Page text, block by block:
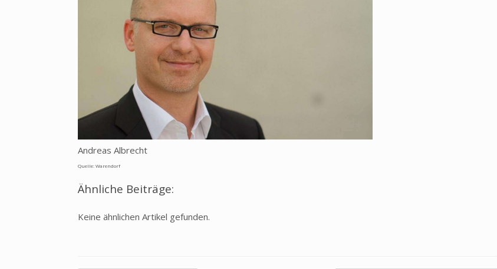
Andreas Albrecht
Quelle: Warendorf
Ähnliche Beiträge:
Keine ähnlichen Artikel gefunden.